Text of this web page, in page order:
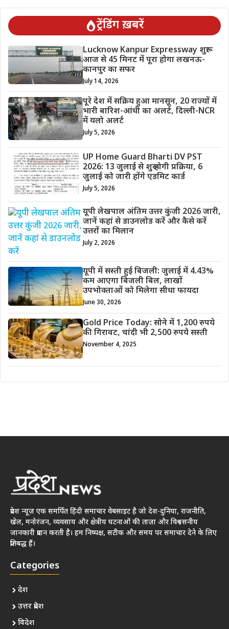
ट्रेंडिंग ख़बरें
Lucknow Kanpur Expressway शुरू:
आज से 45 मिनट में पूरा होगा लखनऊ-
कानपुर का सफर
July 14, 2026
पूरे देश में सक्रिय हुआ मानसून, 20 राज्यों में
भारी बारिश-आंधी का अलर्ट, दिल्ली-NCR
में यलो अलर्ट
July 5, 2026
UP Home Guard Bharti DV PST
2026: 13 जुलाई से शुरू होगी प्रक्रिया, 6
जुलाई को जारी होंगे एडमिट कार्ड
July 5, 2026
यूपी लेखपाल अंतिम उत्तर कुंजी 2026 जारी,
जानें कहां से डाउनलोड करें और कैसे करें
उत्तरों का मिलान
July 2, 2026
यूपी में सस्ती हुई बिजली: जुलाई में 4.43%
कम आएगा बिजली बिल, लाखों
उपभोक्ताओं को मिलेगा सीधा फायदा
June 30, 2026
Gold Price Today: सोने में 1,200 रुपये
की गिरावट, चांदी भी 2,500 रुपये सस्ती
November 4, 2025
प्रदेश न्यूज़ एक समर्पित हिंदी समाचार वेबसाइट है जो देश-दुनिया, राजनीति,
खेल, मनोरंजन, व्यवसाय और क्षेत्रीय घटनाओं की ताज़ा और विश्वसनीय
जानकारी प्रदान करती है। हम निष्पक्ष, सटीक और समय पर समाचार देने के लिए
प्रतिबद्ध हैं।
Categories
देश
उत्तर प्रदेश
विदेश